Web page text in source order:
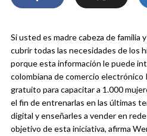
Si usted es madre cabeza de familia
cubrir todas las necesidades de los
porque esta información le puede
colombiana de comercio electrónico
gratuito para capacitar a 1.000
el fin de entrenarlas en las últimas
digital y enseñarles a vender en
objetivo de esta iniciativa, afirma